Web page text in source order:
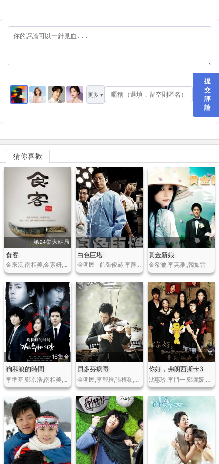
更多 ▾
提
交
評
論
猜你喜歡
第24集大結局
食客
金來沅,南相美,金素妍,權伍中,元基俊
白色巨塔
金明民--飾張俊赫,李善鈞--飾崔道泳,宋善美--飾李允真,金寶京--飾江熙梓
黃金新娘
金希澈,李英雅,,韓如雲
16集全
狗和狼的時間
李準基,鄭京浩,南相美,李素媛,李泰成,李宣浩,樸孝俊,文在元
貝多芬病毒
金明民,李智雅,張根碩,李順才,宋玉淑,樸哲民,金英民
你好，弗朗西斯卡3
沈惠珍,李鬥一,鄭麗媛,李肯,金秀美,玄英